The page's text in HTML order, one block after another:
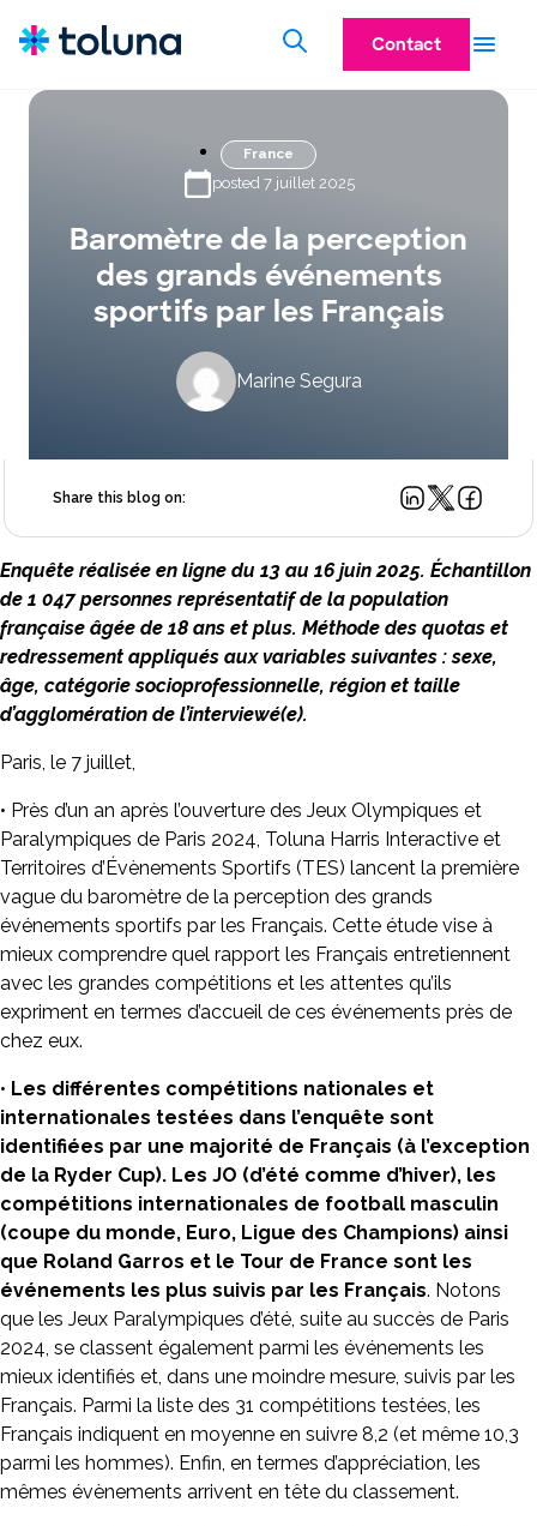
Contact
France
posted 7 juillet 2025
Baromètre de la perception
des grands événements
sportifs par les Français
Marine Segura
Share this blog on:
Enquête réalisée en ligne du 13 au 16 juin 2025. Échantillon
de 1 047 personnes représentatif de la population
française âgée de 18 ans et plus. Méthode des quotas et
redressement appliqués aux variables suivantes : sexe,
âge, catégorie socioprofessionnelle, région et taille
d’agglomération de l’interviewé(e).
Paris, le 7 juillet,
• Près d’un an après l’ouverture des Jeux Olympiques et
Paralympiques de Paris 2024, Toluna Harris Interactive et
Territoires d’Évènements Sportifs (TES) lancent la première
vague du baromètre de la perception des grands
événements sportifs par les Français. Cette étude vise à
mieux comprendre quel rapport les Français entretiennent
avec les grandes compétitions et les attentes qu’ils
expriment en termes d’accueil de ces événements près de
chez eux.
• Les différentes compétitions nationales et
internationales testées dans l’enquête sont
identifiées par une majorité de Français (à l’exception
de la Ryder Cup). Les JO (d’été comme d’hiver), les
compétitions internationales de football masculin
(coupe du monde, Euro, Ligue des Champions) ainsi
que Roland Garros et le Tour de France sont les
événements les plus suivis par les Français. Notons
que les Jeux Paralympiques d’été, suite au succès de Paris
2024, se classent également parmi les événements les
mieux identifiés et, dans une moindre mesure, suivis par les
Français. Parmi la liste des 31 compétitions testées, les
Français indiquent en moyenne en suivre 8,2 (et même 10,3
parmi les hommes). Enfin, en termes d’appréciation, les
mêmes évènements arrivent en tête du classement.